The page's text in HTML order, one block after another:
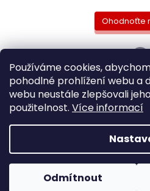
Používáme cookies,
pohodlné prohlížení webu a
webu neustále zlepšovali
použitelnost. Více informací
Odmítnout
Ohodnoťte
Vytvořil
Copyright 2026DobraVina.cz.
Upravit
Grafický návrh vytvořil a